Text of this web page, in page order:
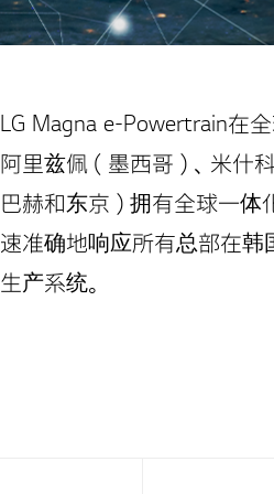
LG Magna e-Powertrain在
阿里兹佩（墨西哥）、米什
巴赫和东京）拥有全球一
速准确地响应所有总部在韩
生产系统。